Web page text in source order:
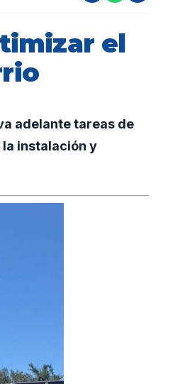
el
adelante tareas de
instalación y